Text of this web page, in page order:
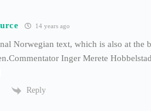
14 years ago
Norwegian text, which is also at the
Inger Merete
Reply